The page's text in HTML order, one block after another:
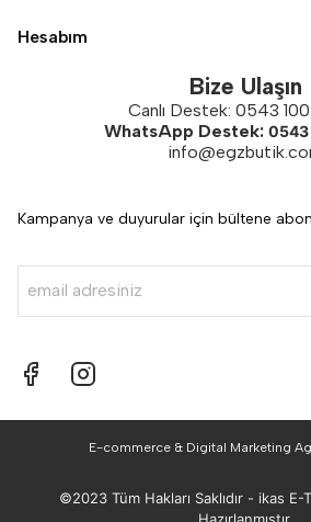
Hesabım
Bize Ulaşın
Canlı Destek: 0543
WhatsApp Destek: 0543
Kampanya ve duyurular için bültene
E-commerce & Digital Marketing
©2023 Tüm Hakları Saklıdır - ikas E-